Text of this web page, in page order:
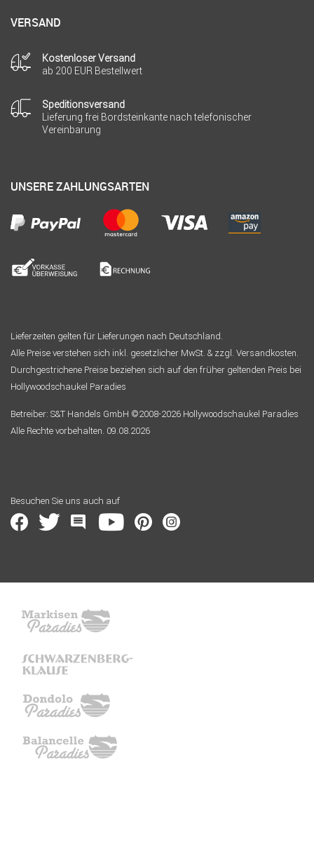
VERSAND
Kostenloser Versand
ab 200 EUR Bestellwert
Speditionsversand
Lieferung frei Bordsteinkante nach telefonischer
Vereinbarung
UNSERE ZAHLUNGSARTEN
Lieferzeiten gelten für Lieferungen nach Deutschland.
Alle Preise verstehen sich inkl. gesetzlicher MwSt. & zzgl. Versandkosten.
Durchgestrichene Preise beziehen sich auf den früher geltenden Preis bei
Hollywoodschaukel Paradies
Betreiber: S&T Handels GmbH ©2008-2026 Hollywoodschaukel Paradies
Alle Rechte vorbehalten. 09.08.2026
Besuchen Sie uns auch auf